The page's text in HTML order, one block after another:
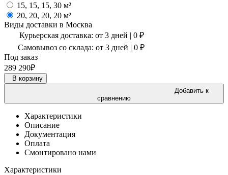
15, 15, 15, 30 м²
20, 20, 20, 20 м²
Виды доставки в Москва
Курьерская доставка: от 3 дней | 0 ₽
Самовывоз со склада: от 3 дней | 0 ₽
Под заказ
289 290₽
В корзину
Добавить к
сравнению
Характеристики
Описание
Документация
Оплата
Смонтировано нами
Характеристики